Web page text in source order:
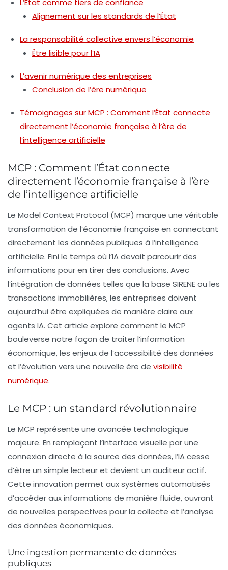
L’État comme tiers de confiance
Alignement sur les standards de l’État
La responsabilité collective envers l’économie
Être lisible pour l’IA
L’avenir numérique des entreprises
Conclusion de l’ère numérique
Témoignages sur MCP : Comment l’État connecte
directement l’économie française à l’ère de
l’intelligence artificielle
MCP : Comment l’État connecte
directement l’économie française à l’ère
de l’intelligence artificielle
Le Model Context Protocol (MCP) marque une véritable
transformation de l’économie française en connectant
directement les données publiques à l’intelligence
artificielle. Fini le temps où l’IA devait parcourir des
informations pour en tirer des conclusions. Avec
l’intégration de données telles que la base SIRENE ou les
transactions immobilières, les entreprises doivent
aujourd’hui être expliquées de manière claire aux
agents IA. Cet article explore comment le MCP
bouleverse notre façon de traiter l’information
économique, les enjeux de l’accessibilité des données
et l’évolution vers une nouvelle ère de visibilité
numérique.
Le MCP : un standard révolutionnaire
Le MCP représente une avancée technologique
majeure. En remplaçant l’interface visuelle par une
connexion directe à la source des données, l’IA cesse
d’être un simple lecteur et devient un auditeur actif.
Cette innovation permet aux systèmes automatisés
d’accéder aux informations de manière fluide, ouvrant
de nouvelles perspectives pour la collecte et l’analyse
des données économiques.
Une ingestion permanente de données
publiques